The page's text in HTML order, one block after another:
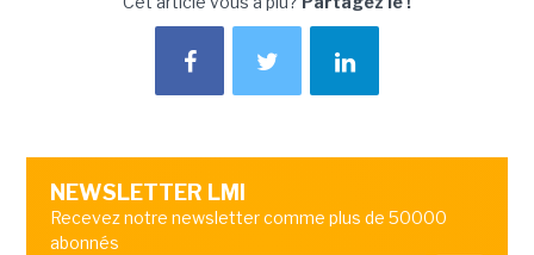
NEWSLETTER LMI
Recevez notre newsletter comme plus de 50000
abonnés